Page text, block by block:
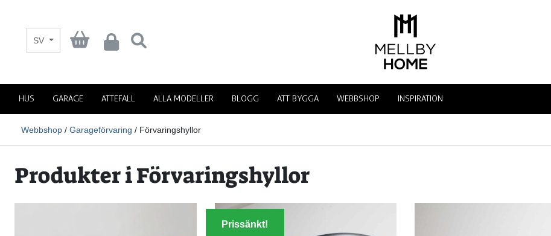
SV
HUS GARAGE ATTEFALL ALLA MODELLER BLOGG ATT BYGGA WEBBSHOP INSPIRATION
Webbshop / Garageförvaring / Förvaringshyllor
Produkter i Förvaringshyllor
Prissänkt!